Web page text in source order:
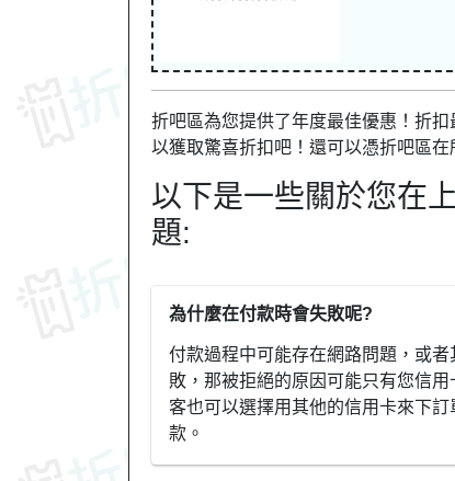
折吧區為您提供了年度最佳優惠！折
以獲取驚喜折扣吧！還可以憑折吧區在
以下是一些關於您在
題:
為什麼在付款時會失敗呢?
付款過程中可能存在網路問題，或
敗，那被拒絕的原因可能只有您信
客也可以選擇用其他的信用卡來下
款。